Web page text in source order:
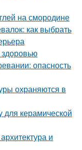
на смородине
как выбрать
здоровью
опасность
охраняются в
для керамической
и